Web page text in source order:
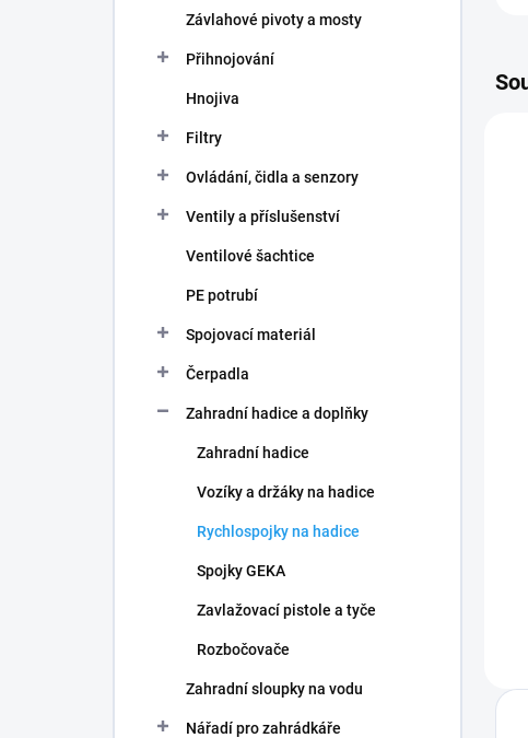
Závlahové pivoty a mosty
Přihnojování
Hnojiva
Filtry
Ovládání, čidla a senzory
Ventily a příslušenství
Ventilové šachtice
PE potrubí
Spojovací materiál
Čerpadla
Zahradní hadice a doplňky
Zahradní hadice
Vozíky a držáky na hadice
Rychlospojky na hadice
Spojky GEKA
Zavlažovací pistole a tyče
Rozbočovače
Zahradní sloupky na vodu
Nářadí pro zahrádkáře